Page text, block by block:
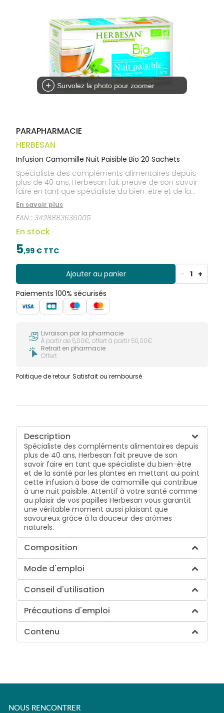
médicaux
Corps
Homme
Solaire
Visage
DE SANTÉ
Survolez la photo pour zoomer
PARAPHARMACIE
HERBESAN
Infusion Camomille Nuit Paisible Bio 20 Sachets
Spécialiste des compléments alimentaires depuis
plus de 40 ans, Herbesan fait preuve de son savoir
faire en tant que spécialiste du bien-être et de la
santé par les plantes en mettant au point cette
infusion à base de camomille qui contribue à une
nuit paisible. Attentif à votre santé comme au plaisir
de vos papilles Herbesan vous garantit une véritable
moment aussi plaisant que savoureux grâce à la
douceur des arômes naturels.
En savoir plus
EAN :3428883636005
En stock
5,99 € TTC
Ajouter au panier - 1 +
Paiements 100% sécurisés
Livraison par la pharmacie
À partir de 5,00€, offert à partir 50,00€
Retrait en pharmacie
Offert
Politique de retour Satisfait ou remboursé
Description
Spécialiste des compléments alimentaires depuis
plus de 40 ans, Herbesan fait preuve de son
savoir faire en tant que spécialiste du bien-être
et de la santé par les plantes en mettant au point
cette infusion à base de camomille qui contribue
à une nuit paisible. Attentif à votre santé comme
au plaisir de vos papilles Herbesan vous garantit
une véritable moment aussi plaisant que
savoureux grâce à la douceur des arômes
naturels.
Composition
Mode d'emploi
Conseil d'utilisation
Précautions d'emploi
Contenu
NOUS RENCONTRER